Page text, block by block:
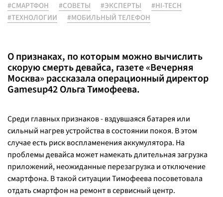
#СМАРТФОН #СОВЕТЫ #ЭКСПЕРТЫ
#HI-TECH
#ТЕХНОЛОГИИ
#МОБИЛЬНЫЙ ТЕЛЕФОН
О признаках, по которым можно вычислить
скорую смерть девайса, газете «Вечерняя
Москва» рассказала операционный директор
Gamesup42 Ольга Тимофеева.
Среди главных признаков - вздувшаяся батарея или
сильный нагрев устройства в состоянии покоя. В этом
случае есть риск воспламенения аккумулятора. На
проблемы девайса может намекать длительная загрузка
приложений, неожиданные перезагрузка и отключение
смартфона. В такой ситуации Тимофеева посоветовала
отдать смартфон на ремонт в сервисный центр.